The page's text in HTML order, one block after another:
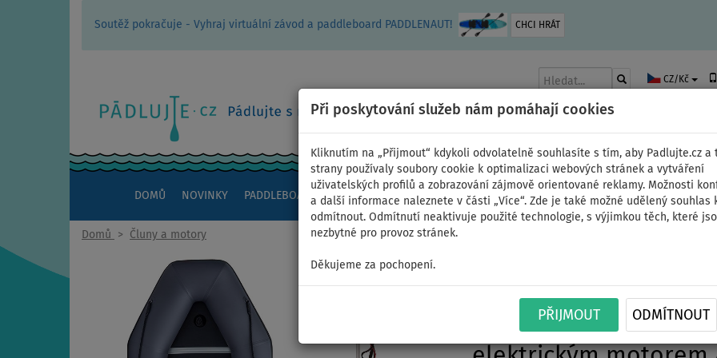
Soutěž pokračuje - Vyhraj virtuální závod a paddleboard PADDLENAUT! CHCI HRÁT
Při poskytování služeb nám pomáhají cookies
Kliknutím na „Přijmout“ kdykoli odvolatelně souhlasíte s tím, aby Padlujte.cz a
strany používaly soubory cookie k optimalizaci webových stránek a vytváření
uživatelských profilů a zobrazování zájmově orientované reklamy. Možnosti
a další informace naleznete v části „Více“. Zde je také možné udělený souhlas
odmítnout. Odmítnutí neaktivuje použité technologie, s výjimkou těch, které
nezbytné pro provoz stránek.
Děkujeme za pochopení.
PŘIJMOUT ODMÍTNOUT
CZ/Kč
DOMŮ NOVINKY PADDLEBOARDY KAJAKY ČLUNY A MOTORY PÁDLA PLACHTY OBLEČENÍ
Domů > Čluny a motory
Člun GLADIATOR
nafukovací člun s